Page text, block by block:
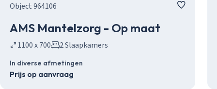
Object 964106
AMS Mantelzorg - Op maat
1100 x 700 2 Slaapkamers
In diverse afmetingen
Prijs op aanvraag